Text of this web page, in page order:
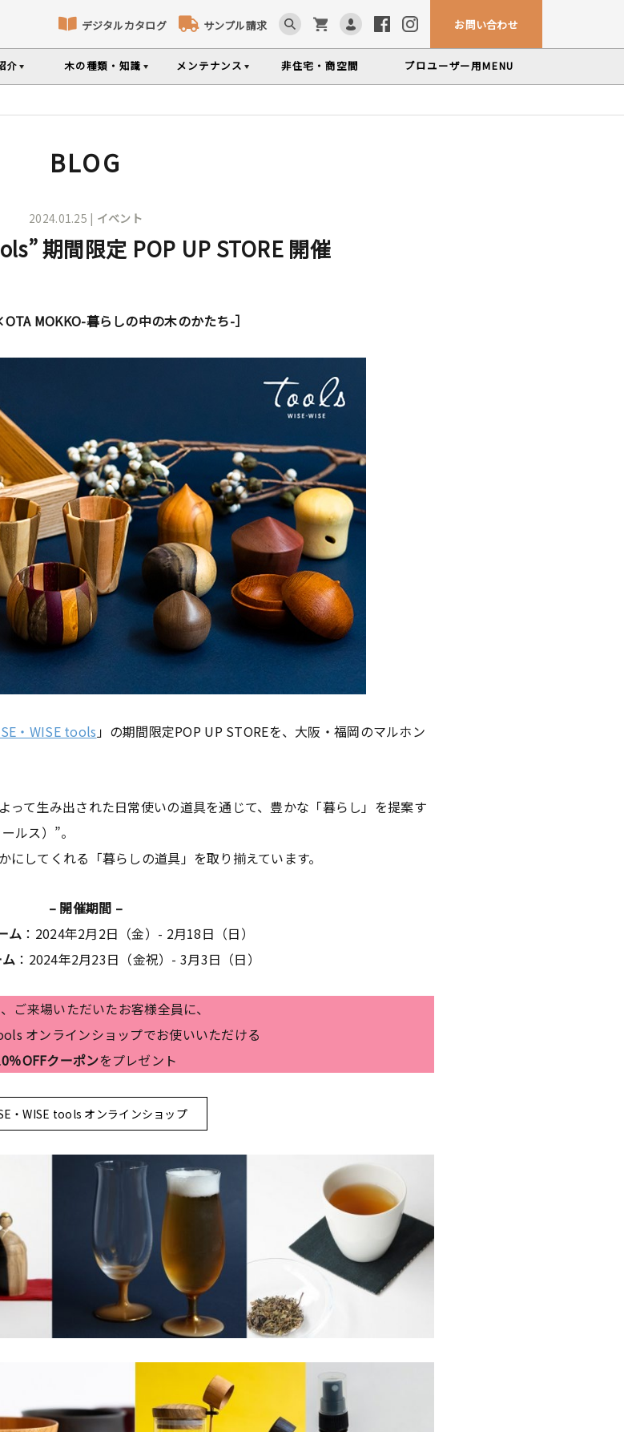
デジタルカタログ サンプル請求 お問い合わせ
リング パネリング カウンター・テーブル
介
樹種から探す
木の種類・知識
コラム「見る木活かす木」
メンテナンス
メンテナンスサービス
ただけま
非住宅・商空間 プロユーザー用MENU
BLOG
2024.01.25 | イベント
期間限定 POP UP STORE 開催
MOKKO-暮らしの中の木のかたち-］
・WISE tools」の期間限定POP UP STOREを、大阪・福岡のマルホン
って生み出された日常使いの道具を通じて、豊かな「暮らし」を提案す
ルス）”。
してくれる「暮らしの道具」を取り揃えています。
– 開催期間 –
ム ：2024年2月2日（金）- 2月18日（日）
：2024年2月23日（金祝）- 3月3日（日）
ご来場いただいたお客様全員に、
オンラインショップでお使いいただける
％OFFクーポンをプレゼント
・WISE tools オンラインショップ